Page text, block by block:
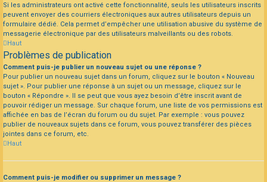
Si les administrateurs ont activé cette fonctionnalité, seuls les utilisateurs inscrits
peuvent envoyer des courriers électroniques aux autres utilisateurs depuis un
formulaire dédié. Cela permet d’empêcher une utilisation abusive du système de
messagerie électronique par des utilisateurs malveillants ou des robots.
Haut
Problèmes de publication
Comment puis-je publier un nouveau sujet ou une réponse ?
Pour publier un nouveau sujet dans un forum, cliquez sur le bouton « Nouveau
sujet ». Pour publier une réponse à un sujet ou un message, cliquez sur le
bouton « Répondre ». Il se peut que vous ayez besoin d’être inscrit avant de
pouvoir rédiger un message. Sur chaque forum, une liste de vos permissions est
affichée en bas de l’écran du forum ou du sujet. Par exemple : vous pouvez
publier de nouveaux sujets dans ce forum, vous pouvez transférer des pièces
jointes dans ce forum, etc.
Haut
Comment puis-je modifier ou supprimer un message ?